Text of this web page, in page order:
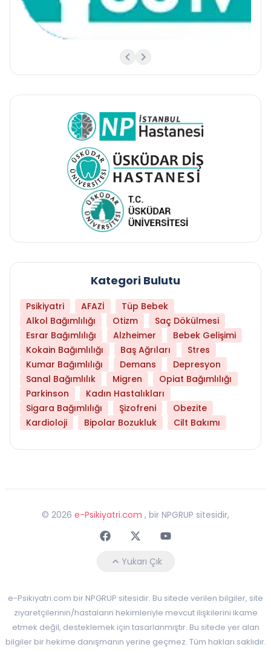
Kategori Bulutu
Psikiyatri AFAZİ
Tüp Bebek
Alkol Bağımlılığı
Otizm
Saç Dökülmesi
Esrar Bağımlılığı
Alzheimer
Bebek Gelişimi
Kokain Bağımlılığı
Baş Ağrıları
Stres
Kumar Bağımlılığı
Demans
Depresyon
Sanal Bağımlılık
Migren
Opiat Bağımlılığı
Parkinson
Kadın Hastalıkları
Sigara Bağımlılığı
Şizofreni
Obezite
Kardioloji
Bipolar Bozukluk Cilt Bakımı
© 2026 e-Psikiyatri.com , bir NPGRUP sitesidir,
FaceebokTwitterYoutube
Yukarı Çık
e-Psikiyatri.com bir NPGRUP sitesidir. Bu sitede verilen bilgiler, site
ziyaretçilerinin/hastaların hekimleriyle mevcut ilişkilerini ikame
etmek değil, desteklemek için tasarlanmıştır. Bu sitede yer alan
bilgiler bir hekime danışmanın yerine geçmez. Tüm hakları saklıdır.